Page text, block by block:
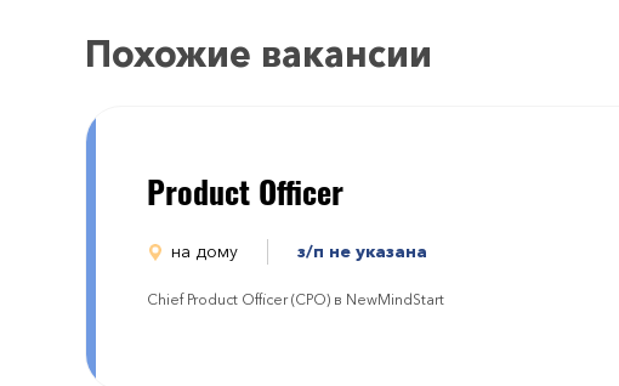
Похожие вакансии
Product Officer
на дому з/п не указана
Chief Product Officer (CPO) в NewMindStart